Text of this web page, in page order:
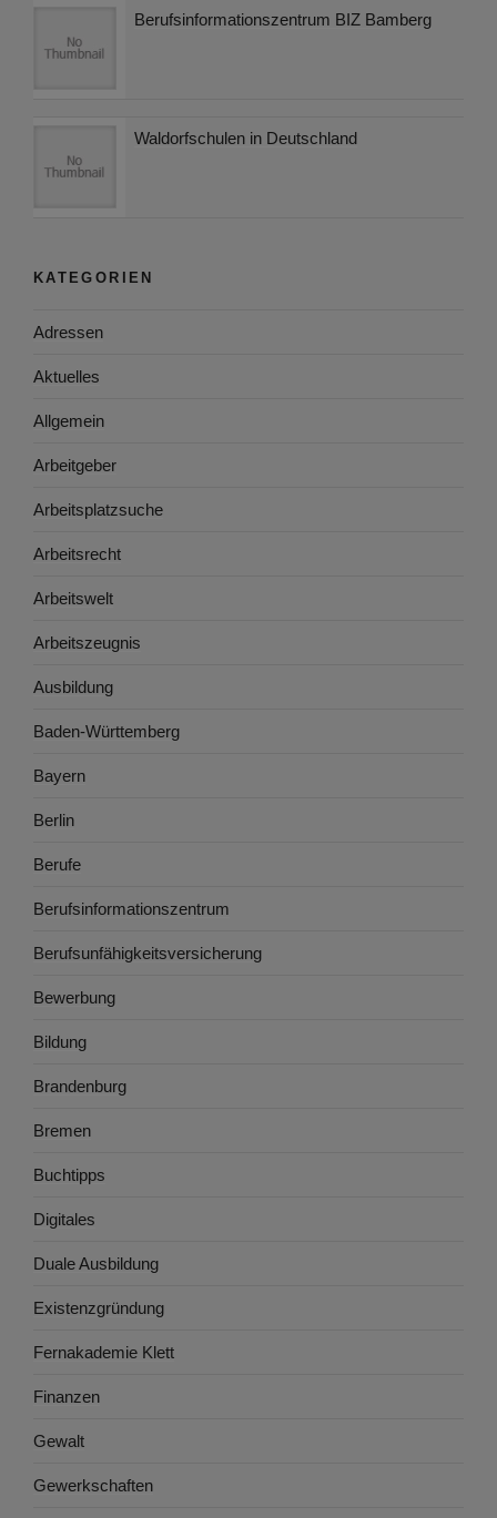
Berufsinformationszentrum BIZ Bamberg
Waldorfschulen in Deutschland
KATEGORIEN
Adressen
Aktuelles
Allgemein
Arbeitgeber
Arbeitsplatzsuche
Arbeitsrecht
Arbeitswelt
Arbeitszeugnis
Ausbildung
Baden-Württemberg
Bayern
Berlin
Berufe
Berufsinformationszentrum
Berufsunfähigkeitsversicherung
Bewerbung
Bildung
Brandenburg
Bremen
Buchtipps
Digitales
Duale Ausbildung
Existenzgründung
Fernakademie Klett
Finanzen
Gewalt
Gewerkschaften